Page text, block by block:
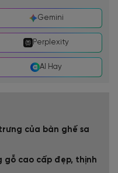
Gemini
Perplexity
AI Hay
của bàn ghế sa
gỗ cao cấp đẹp, thịnh